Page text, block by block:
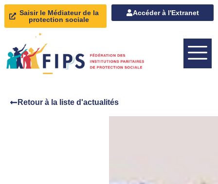
Saisir le Médiateur de la
protection sociale
Accéder à l'Extranet
Retour à la liste d'actualités